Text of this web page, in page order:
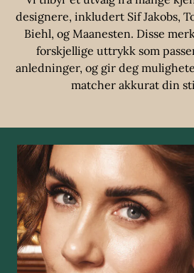
designere, inkludert Sif Jakobs,
Biehl, og Maanesten. Disse
forskjellige uttrykk som
anledninger, og gir deg
matcher akkurat din